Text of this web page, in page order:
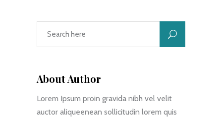
About Author
Lorem Ipsum proin gravida nibh vel velit
auctor aliqueenean sollicitudin lorem quis